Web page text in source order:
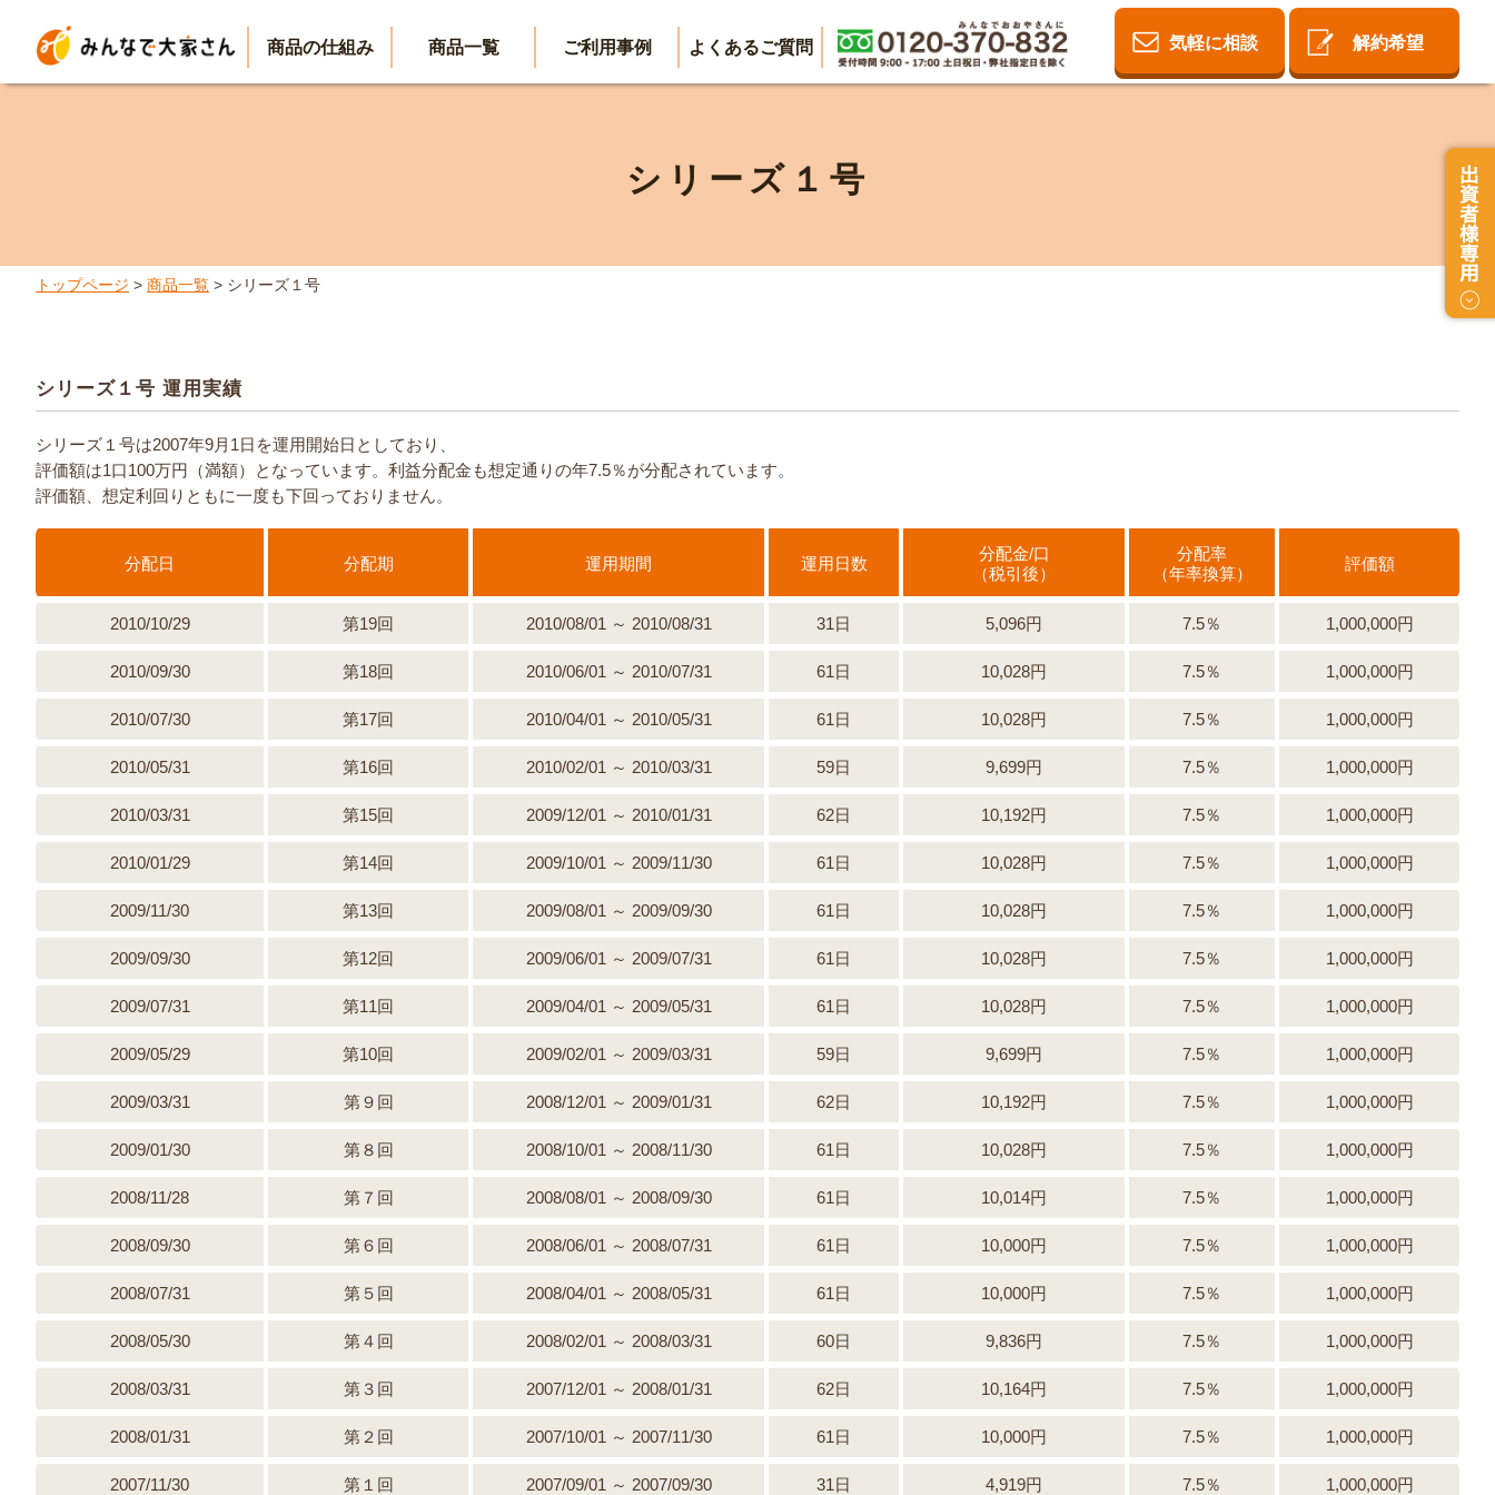
商品の仕組み 商品一覧 ご利用事例 よくあるご質問 気軽に相談 解約希望
シリーズ１号
トップページ > 商品一覧 > シリーズ１号
シリーズ１号 運用実績
シリーズ１号は2007年9月1日を運用開始日としており、
評価額は1口100万円（満額）となっています。利益分配金も想定通りの年7.5％が分配されています。
評価額、想定利回りともに一度も下回っておりません。
分配日 分配期 運用期間 運用日数
分配金/口
（税引後）
分配率
（年率換算）
評価額
2010/10/29 第19回 2010/08/01 ～ 2010/08/31 31日 5,096円 7.5％ 1,000,000円
2010/09/30 第18回 2010/06/01 ～ 2010/07/31 61日 10,028円 7.5％ 1,000,000円
2010/07/30 第17回 2010/04/01 ～ 2010/05/31 61日 10,028円 7.5％ 1,000,000円
2010/05/31 第16回 2010/02/01 ～ 2010/03/31 59日 9,699円 7.5％ 1,000,000円
2010/03/31 第15回 2009/12/01 ～ 2010/01/31 62日 10,192円 7.5％ 1,000,000円
2010/01/29 第14回 2009/10/01 ～ 2009/11/30 61日 10,028円 7.5％ 1,000,000円
2009/11/30 第13回 2009/08/01 ～ 2009/09/30 61日 10,028円 7.5％ 1,000,000円
2009/09/30 第12回 2009/06/01 ～ 2009/07/31 61日 10,028円 7.5％ 1,000,000円
2009/07/31 第11回 2009/04/01 ～ 2009/05/31 61日 10,028円 7.5％ 1,000,000円
2009/05/29 第10回 2009/02/01 ～ 2009/03/31 59日 9,699円 7.5％ 1,000,000円
2009/03/31 第９回 2008/12/01 ～ 2009/01/31 62日 10,192円 7.5％ 1,000,000円
2009/01/30 第８回 2008/10/01 ～ 2008/11/30 61日 10,028円 7.5％ 1,000,000円
2008/11/28 第７回 2008/08/01 ～ 2008/09/30 61日 10,014円 7.5％ 1,000,000円
2008/09/30 第６回 2008/06/01 ～ 2008/07/31 61日 10,000円 7.5％ 1,000,000円
2008/07/31 第５回 2008/04/01 ～ 2008/05/31 61日 10,000円 7.5％ 1,000,000円
2008/05/30 第４回 2008/02/01 ～ 2008/03/31 60日 9,836円 7.5％ 1,000,000円
2008/03/31 第３回 2007/12/01 ～ 2008/01/31 62日 10,164円 7.5％ 1,000,000円
2008/01/31 第２回 2007/10/01 ～ 2007/11/30 61日 10,000円 7.5％ 1,000,000円
2007/11/30 第１回 2007/09/01 ～ 2007/09/30 31日 4,919円 7.5％ 1,000,000円